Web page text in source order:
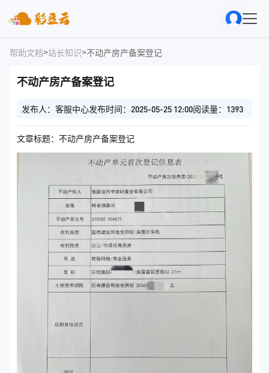
帮助文档>站长知识>不动产房产备案登记
不动产房产备案登记
发布人：客服中心发布时间：2025-05-25 12:00阅读量：1393
文章标题：不动产房产备案登记